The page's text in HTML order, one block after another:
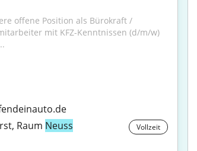
offene Position als Bürokraft /
mit KFZ-Kenntnissen (d/m/w)
Raum Neuss Vollzeit